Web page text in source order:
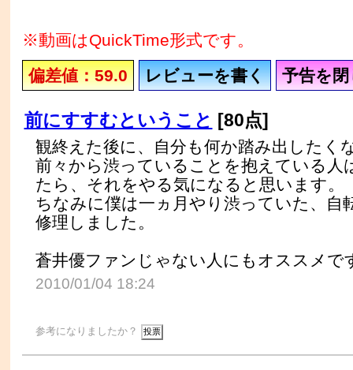
※動画はQuickTime形式です。
偏差値：59.0
レビューを書く 予告を
前にすすむということ [80点]
観終えた後に、自分も何か踏み出したく
前々から渋っていることを抱えている人
たら、それをやる気になると思います。
ちなみに僕は一ヵ月やり渋っていた、自
修理しました。
蒼井優ファンじゃない人にもオススメで
2010/01/04 18:24
参考になりましたか？